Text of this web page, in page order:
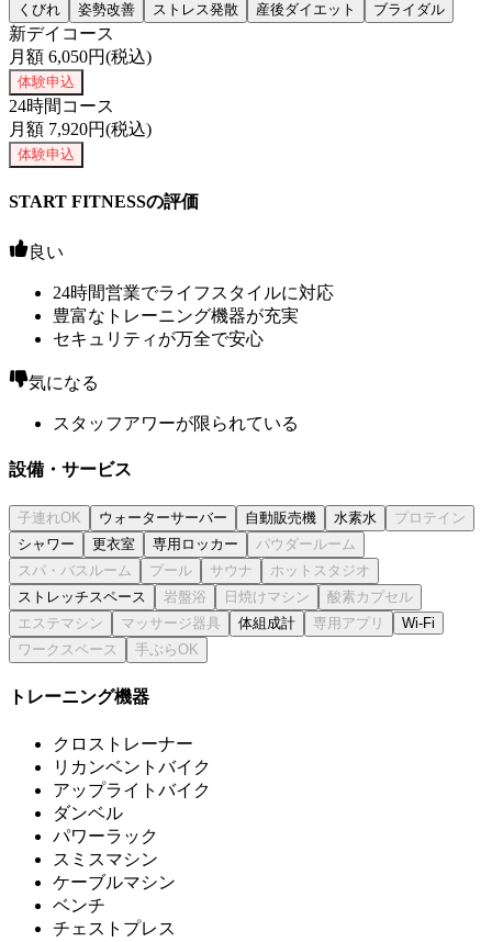
くびれ
姿勢改善 ストレス発散 産後ダイエット ブライダル
新デイコース
月額 6,050円(税込)
体験申込
24時間コース
月額 7,920円(税込)
体験申込
START FITNESSの評価
良い
24時間営業でライフスタイルに対応
豊富なトレーニング機器が充実
セキュリティが万全で安心
気になる
スタッフアワーが限られている
設備・サービス
ウォーターサーバー 自動販売機
水素水
シャワー
更衣室 専用ロッカー
ストレッチスペース
体組成計
Wi-Fi
トレーニング機器
クロストレーナー
リカンベントバイク
アップライトバイク
ダンベル
パワーラック
スミスマシン
ケーブルマシン
ベンチ
チェストプレス